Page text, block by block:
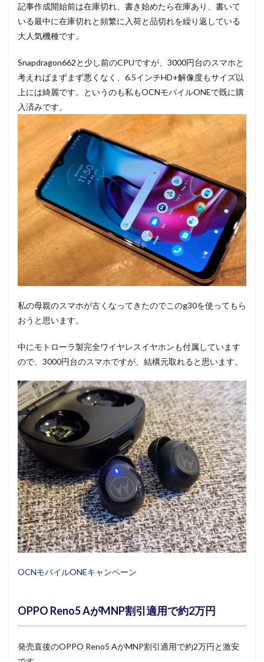
記事作成開始前は在庫切れ、書き始めたら在庫あり、書いて
いる最中に在庫切れと頻繁に入荷と品切れを繰り返している
大人気機種です。
Snapdragon662と少し前のCPUですが、3000円台のスマホと
考えればまずまず悪くなく、6.5インチHD+解像度もサイズ以
上には綺麗です。というのも私もOCNモバイルONEで既に購
入済みです。
私の母親のスマホが古くなってきたのでこのg30を使ってもら
おうと思います。
中にモトローラ製完全ワイヤレスイヤホンも付属しています
ので、3000円台のスマホですが、結構元取れると思います。
OCNモバイルONEキャンペーン
OPPO Reno5 AがMNP割引適用で約2万円
発売直後のOPPO Reno5 AがMNP割引適用で約2万円と激安